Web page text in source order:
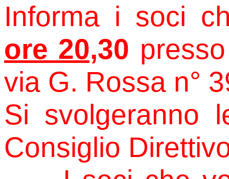
Informa i soci
ore 20,30
via G. Rossa n°
Si svolgeranno
Consiglio